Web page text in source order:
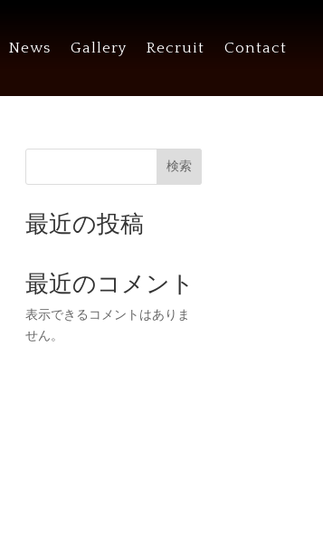
News Gallery Recruit Contact
検索
最近の投稿
最近のコメント
表示できるコメントはありま
せん。